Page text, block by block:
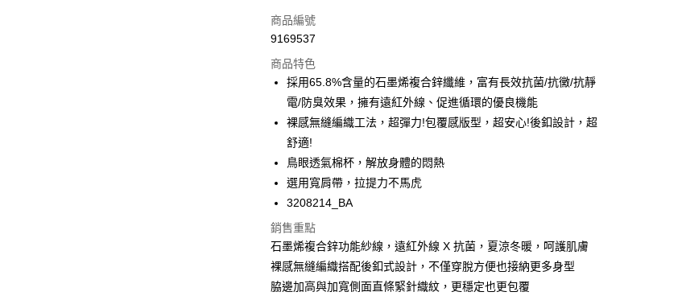
Apple Pay
悠遊付
Google Pay
全支付
全盈+PAY
AFTEE先享後付
相關說明
AFTEE先享後付是「在收到商品之後才付款」的支付方式。 讓您購物簡單
便利好安心！
１．簡單：不需註冊會員、不需綁卡、不需儲值。
３．安心：先確認商品／服務後，再付款。
ATM付款
運送方式
商品編號
9169537
商品特色
採用65.8%含量的石墨烯複合鋅纖維，富有長效抗菌/抗黴/抗靜
電/防臭效果，擁有遠紅外線、促進循環的優良機能
裸感無縫編織工法，超彈力!包覆感版型，超安心!後釦設計，超
舒適!
鳥眼透氣棉杯，解放身體的悶熱
選用寬肩帶，拉提力不馬虎
3208214_BA
銷售重點
石墨烯複合鋅功能紗線，遠紅外線 X 抗菌，夏涼冬暖，呵護肌膚
裸感無縫編織搭配後釦式設計，不僅穿脫方便也接納更多身型
脇邊加高與加寬側面直條緊針織紋，更穩定也更包覆